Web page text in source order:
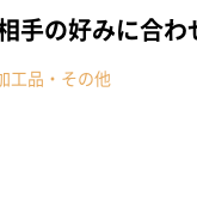
手の好みに合わ
工品・その他